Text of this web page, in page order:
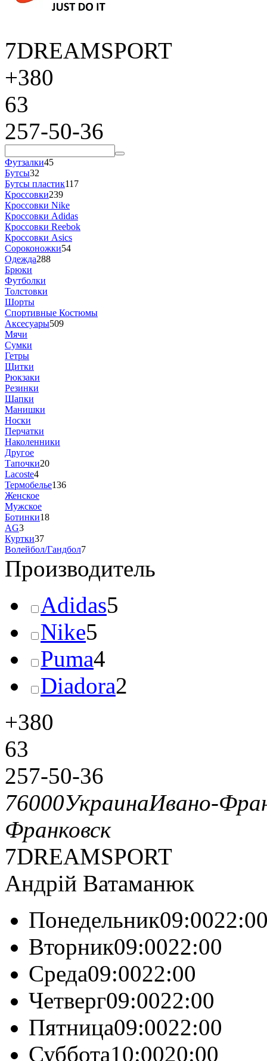
7DREAMSPORT
+380
63
257-50-36
Футзалки45
Бутсы32
Бутсы пластик117
Кроссовки239
Кроссовки Nike
Кроссовки Adidas
Кроссовки Reebok
Кроссовки Asics
Сороконожки54
Одежда288
Брюки
Футболки
Толстовки
Шорты
Спортивные Костюмы
Аксесуары509
Мячи
Сумки
Гетры
Щитки
Рюкзаки
Резинки
Шапки
Манишки
Носки
Перчатки
Наколенники
Другое
Тапочки20
Lacoste4
Термобелье136
Женское
Мужское
Ботинки18
AG3
Куртки37
Волейбол/Гандбол7
Производитель
Adidas5
Nike5
Puma4
Diadora2
+380
63
257-50-36
76000УкраинаИвано-
Франковск
7DREAMSPORT
Андрій Ватаманюк
Вторник09:0022:00
Среда09:0022:00
Четверг09:0022:00
Пятница09:0022:00
Суббота10:0020:00